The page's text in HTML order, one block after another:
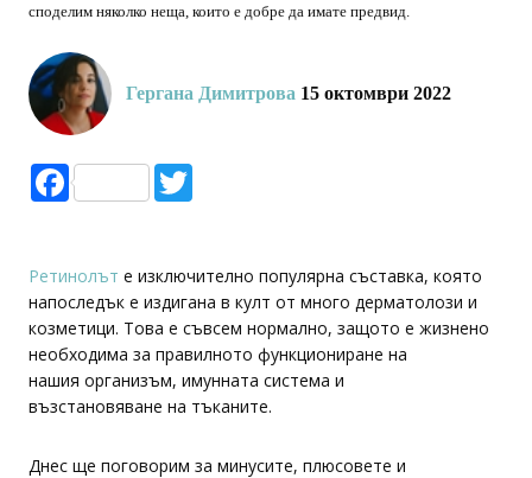
споделим няколко неща, които е добре да имате предвид.
Гергана Димитрова 15 октомври 2022
Facebook
Ретинолът е изключително популярна съставка, която
напоследък e издигана в култ от много дерматолози и
козметици. Това е съвсем нормално, защото е жизнено
необходима за правилното функциониране на
нашия организъм, имунната система и
възстановяване на тъканите.
Днес ще поговорим за минусите, плюсовете и